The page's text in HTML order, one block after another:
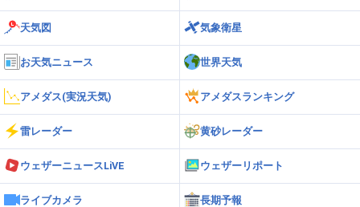
天気図 気象衛星
お天気ニュース 世界天気
アメダス(実況天気) アメダスランキング
雷レーダー 黄砂レーダー
ウェザーニュースLiVE ウェザーリポート
ライブカメラ 長期予報